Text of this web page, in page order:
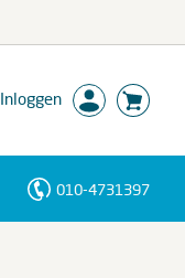
Inloggen
010-4731397